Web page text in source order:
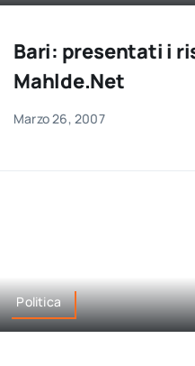
Chi siamo
Cerca
per:
Bari: presentati i
Mahlde.Net
Marzo 26, 2007
Politica